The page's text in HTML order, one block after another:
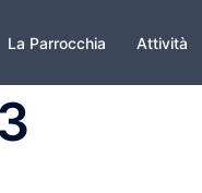
La Parrocchia Attività